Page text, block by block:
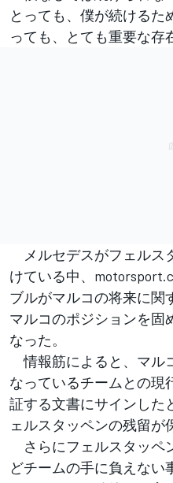
とっても、僕が続けるた
っても、とても重要な存
メルセデスがフェルス
けている中、
ブルがマルコの将来に関
マルコのポジションを固
なった。
情報筋によると、マル
なっているチームとの現
証する文書にサインした
ェルスタッペンの残留が
さらにフェルスタッペ
どチームの手に負えない